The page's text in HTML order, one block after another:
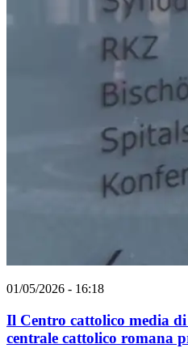
01/05/2026 - 16:18
Il Centro cattolico media
centrale cattolico romana